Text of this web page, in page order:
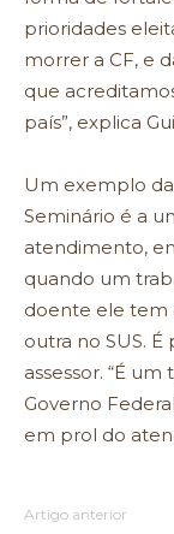
prioridades
morrer a CF, e
que
país”, explica
Um exemplo
Seminário é a
atendimento,
quando um
doente ele tem
outra no SUS. É
assessor. “É
Governo
em prol do
Artigo anterior